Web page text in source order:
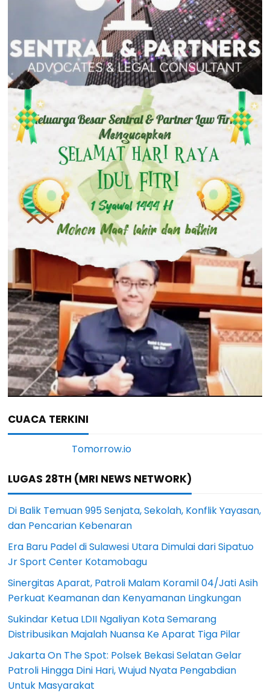
CUACA TERKINI
LUGAS 28TH (MRI NEWS NETWORK)
Di Balik Temuan 995 Senjata, Sekolah, Konflik Yayasan,
dan Pencarian Kebenaran
Era Baru Padel di Sulawesi Utara Dimulai dari Sipatuo
Jr Sport Center Kotamobagu
Sinergitas Aparat, Patroli Malam Koramil 04/Jati Asih
Perkuat Keamanan dan Kenyamanan Lingkungan
Sukindar Ketua LDII Ngaliyan Kota Semarang
Distribusikan Majalah Nuansa Ke Aparat Tiga Pilar
Jakarta On The Spot: Polsek Bekasi Selatan Gelar
Patroli Hingga Dini Hari, Wujud Nyata Pengabdian
Untuk Masyarakat